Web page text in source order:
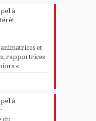
à
animatrices et
rapportrices
«
à
du